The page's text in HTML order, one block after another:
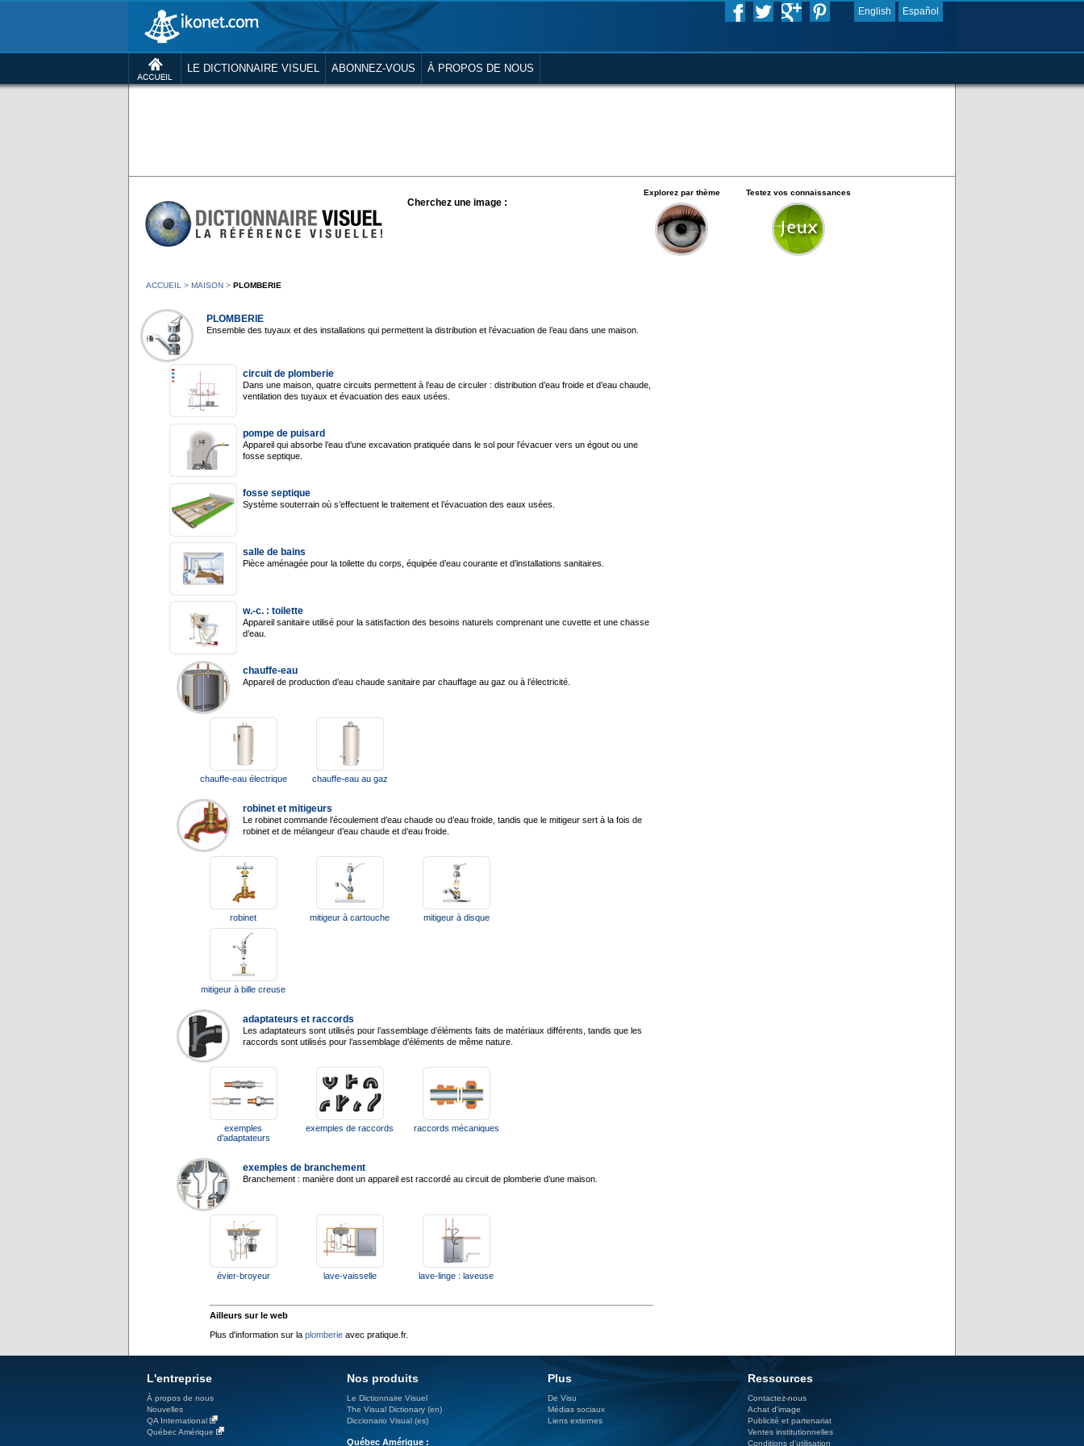
English Español
LE DICTIONNAIRE VISUEL ABONNEZ-VOUS À PROPOS DE NOUS
Cherchez une image :
Explorez par thème Testez vos connaissances
ACCUEIL > MAISON > PLOMBERIE
PLOMBERIE
Ensemble des tuyaux et des installations qui permettent la distribution et l’évacuation de l’eau dans une maison.
circuit de plomberie
Dans une maison, quatre circuits permettent à l’eau de circuler : distribution d’eau froide et d’eau chaude,
ventilation des tuyaux et évacuation des eaux usées.
pompe de puisard
Appareil qui absorbe l’eau d’une excavation pratiquée dans le sol pour l’évacuer vers un égout ou une
fosse septique.
fosse septique
Système souterrain où s’effectuent le traitement et l’évacuation des eaux usées.
salle de bains
Pièce aménagée pour la toilette du corps, équipée d’eau courante et d’installations sanitaires.
w.-c. : toilette
Appareil sanitaire utilisé pour la satisfaction des besoins naturels comprenant une cuvette et une chasse
d’eau.
chauffe-eau
Appareil de production d’eau chaude sanitaire par chauffage au gaz ou à l’électricité.
chauffe-eau électrique chauffe-eau au gaz
robinet et mitigeurs
Le robinet commande l’écoulement d’eau chaude ou d’eau froide, tandis que le mitigeur sert à la fois de
robinet et de mélangeur d’eau chaude et d’eau froide.
robinet mitigeur à cartouche mitigeur à disque
mitigeur à bille creuse
adaptateurs et raccords
Les adaptateurs sont utilisés pour l’assemblage d’éléments faits de matériaux différents, tandis que les
raccords sont utilisés pour l’assemblage d’éléments de même nature.
exemples
d’adaptateurs
exemples de raccords raccords mécaniques
exemples de branchement
Branchement : manière dont un appareil est raccordé au circuit de plomberie d’une maison.
évier-broyeur lave-vaisselle lave-linge : laveuse
Ailleurs sur le web
Plus d'information sur la plomberie avec pratique.fr.
L'entreprise
À propos de nous
Nouvelles
QA International
Québec Amérique
Nos produits
Le Dictionnaire Visuel
The Visual Dictionary (en)
Diccionario Visual (es)
Québec Amérique :
Plus
De Visu
Médias sociaux
Liens externes
Ressources
Contactez-nous
Achat d'image
Publicité et partenariat
Ventes institutionnelles
Conditions d’utilisation